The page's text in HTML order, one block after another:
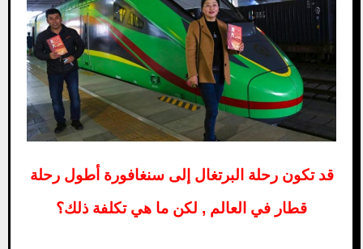
قد تكون رحلة البرتغال إلى سنغافورة أطول رحلة
قطار في العالم , لكن ما هي تكلفة ذلك؟